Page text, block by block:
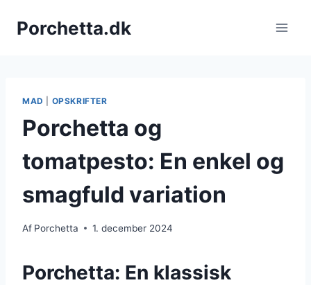
Porchetta.dk
MAD OPSKRIFTER
Porchetta og
tomatpesto: En enkel og
smagfuld variation
Af Porchetta 1. december 2024
Porchetta: En klassisk